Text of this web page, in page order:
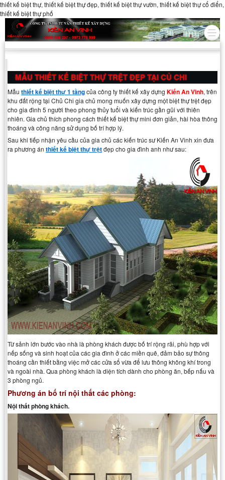
thiết kế biệt thự, thiết kế biệt thự đẹp, thiết kế biệt thự vườn, thiết kế biệt thự cổ điển,
thiết kế biệt thự phố
MẪU THIẾT KẾ BIỆT THỰ TRỆT ĐẸP TẠI CỦ CHI
Mẫu thiết kế biệt thự 1 tầngcủa công ty thiết kế xây dựng Kiến An Vinh, trên
khu đất rộng tại Chủ Chi gia chủ mong muốn xây dựng một biệt thự trệt đẹp
cho gia đình 5 người theo phong thủy tuổi và kiến trúc gần gũi với thiên
nhiên. Gia chủ thích phong cách thiết kế biệt thự mini đơn giản, hài hòa thông
thoáng và công năng sử dụng bố trí hợp lý.
Sau khi tiếp nhận yêu cầu của gia chủ các kiến trúc sư Kiến An Vinh xin đưa
ra phương án thiết kế biệt thự trệtđẹp cho gia đình anh như sau:
Từ sảnh lớn bước vào nhà là phòng khách được bố trí rộng rãi, phù hợp với
nếp sống và sinh hoạt của các gia đình ở các miền quê, đảm bảo sự thông
thoáng cần thiết bằng việc mở các cửa sổ vừa để lưu thông không khí trong
và ngoài nhà. Qua phòng khách là diện tích dành cho phòng ăn, bếp nấu và
3 phòng ngủ.
Phương án bố trí nội thất các phòng:
Nội thất phòng khách.